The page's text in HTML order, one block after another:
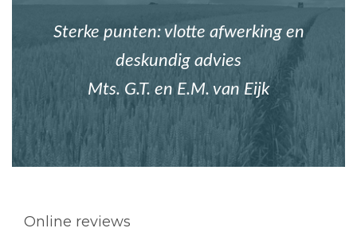
Sterke punten: vlotte afwerking en
deskundig advies
Mts. G.T. en E.M. van Eijk
Online reviews